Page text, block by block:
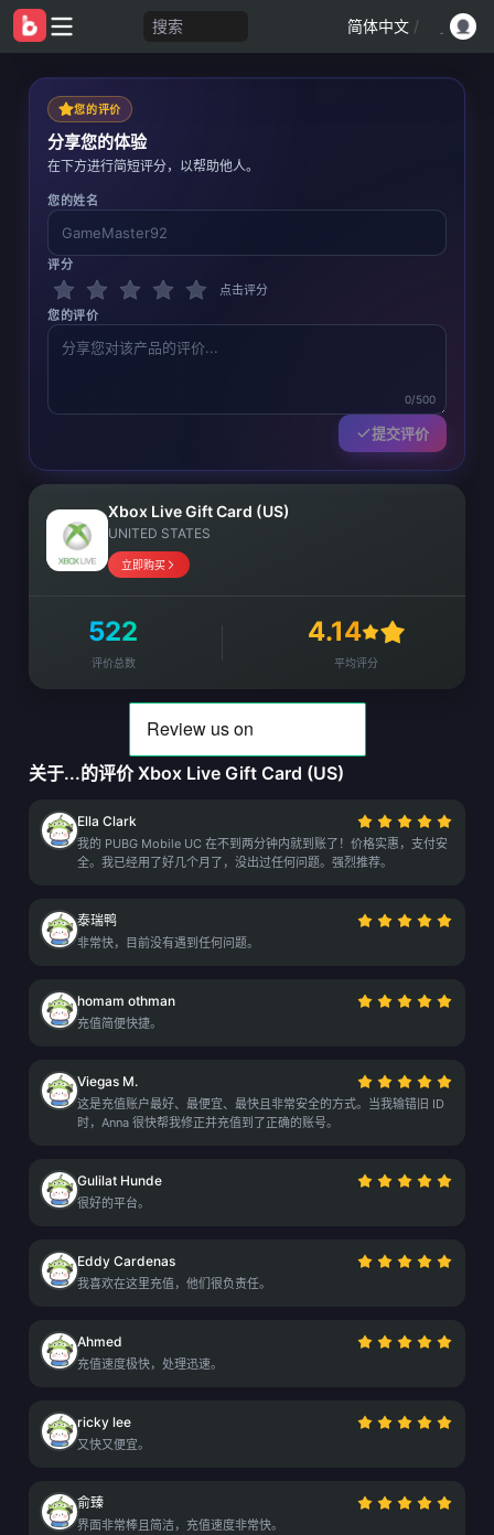
搜索 简体中文 /
您的评价
分享您的体验
在下方进行简短评分，以帮助他人。
您的姓名
评分
点击评分
您的评价
0/500
提交评价
Xbox Live Gift Card (US)
UNITED STATES
立即购买
522
评价总数
4.14
平均评分
关于...的评价 Xbox Live Gift Card (US)
Ella Clark
我的 PUBG Mobile UC 在不到两分钟内就到账了！价格实惠，支付安
全。我已经用了好几个月了，没出过任何问题。强烈推荐。
泰瑞鸭
非常快，目前没有遇到任何问题。
homam othman
充值简便快捷。
Viegas M.
这是充值账户最好、最便宜、最快且非常安全的方式。当我输错旧 ID
时，Anna 很快帮我修正并充值到了正确的账号。
Gulilat Hunde
很好的平台。
Eddy Cardenas
我喜欢在这里充值，他们很负责任。
Ahmed
充值速度极快，处理迅速。
ricky lee
又快又便宜。
俞臻
界面非常棒且简洁，充值速度非常快。